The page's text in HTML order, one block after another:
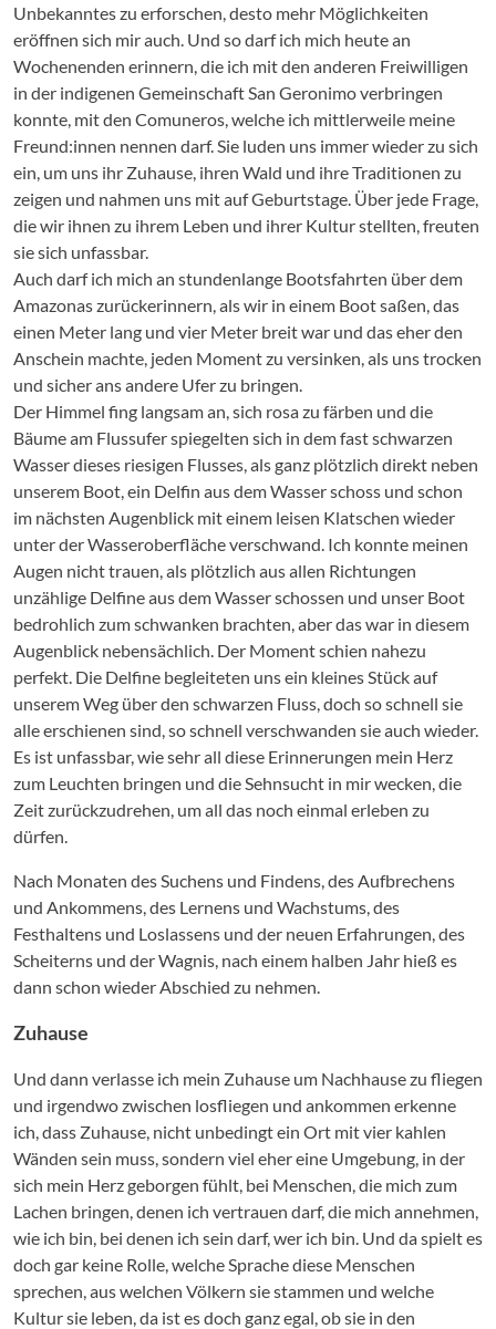
Unbekanntes zu erforschen, desto mehr Möglichkeiten
eröffnen sich mir auch. Und so darf ich mich heute an
Wochenenden erinnern, die ich mit den anderen Freiwilligen
in der indigenen Gemeinschaft San Geronimo verbringen
konnte, mit den Comuneros, welche ich mittlerweile meine
Freund:innen nennen darf. Sie luden uns immer wieder zu sich
ein, um uns ihr Zuhause, ihren Wald und ihre Traditionen zu
zeigen und nahmen uns mit auf Geburtstage. Über jede Frage,
die wir ihnen zu ihrem Leben und ihrer Kultur stellten, freuten
sie sich unfassbar.
Auch darf ich mich an stundenlange Bootsfahrten über dem
Amazonas zurückerinnern, als wir in einem Boot saßen, das
einen Meter lang und vier Meter breit war und das eher den
Anschein machte, jeden Moment zu versinken, als uns trocken
und sicher ans andere Ufer zu bringen.
Der Himmel fing langsam an, sich rosa zu färben und die
Bäume am Flussufer spiegelten sich in dem fast schwarzen
Wasser dieses riesigen Flusses, als ganz plötzlich direkt neben
unserem Boot, ein Delfin aus dem Wasser schoss und schon
im nächsten Augenblick mit einem leisen Klatschen wieder
unter der Wasseroberfläche verschwand. Ich konnte meinen
Augen nicht trauen, als plötzlich aus allen Richtungen
unzählige Delfine aus dem Wasser schossen und unser Boot
bedrohlich zum schwanken brachten, aber das war in diesem
Augenblick nebensächlich. Der Moment schien nahezu
perfekt. Die Delfine begleiteten uns ein kleines Stück auf
unserem Weg über den schwarzen Fluss, doch so schnell sie
alle erschienen sind, so schnell verschwanden sie auch wieder.
Es ist unfassbar, wie sehr all diese Erinnerungen mein Herz
zum Leuchten bringen und die Sehnsucht in mir wecken, die
Zeit zurückzudrehen, um all das noch einmal erleben zu
dürfen.
Nach Monaten des Suchens und Findens, des Aufbrechens
und Ankommens, des Lernens und Wachstums, des
Festhaltens und Loslassens und der neuen Erfahrungen, des
Scheiterns und der Wagnis, nach einem halben Jahr hieß es
dann schon wieder Abschied zu nehmen.
Zuhause
Und dann verlasse ich mein Zuhause um Nachhause zu fliegen
und irgendwo zwischen losfliegen und ankommen erkenne
ich, dass Zuhause, nicht unbedingt ein Ort mit vier kahlen
Wänden sein muss, sondern viel eher eine Umgebung, in der
sich mein Herz geborgen fühlt, bei Menschen, die mich zum
Lachen bringen, denen ich vertrauen darf, die mich annehmen,
wie ich bin, bei denen ich sein darf, wer ich bin. Und da spielt es
doch gar keine Rolle, welche Sprache diese Menschen
sprechen, aus welchen Völkern sie stammen und welche
Kultur sie leben, da ist es doch ganz egal, ob sie in den